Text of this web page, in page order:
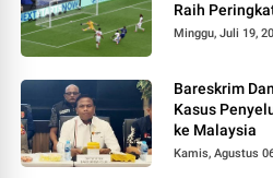
Raih
Minggu, Juli 19,
Bareskrim
Kasus
ke Malaysia
Kamis, Agustus